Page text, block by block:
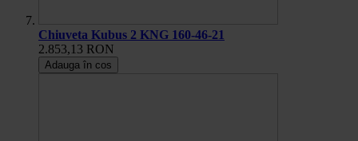
Chiuveta Kubus 2 KNG 160-46-21
2.853,13 RON
Adauga în cos